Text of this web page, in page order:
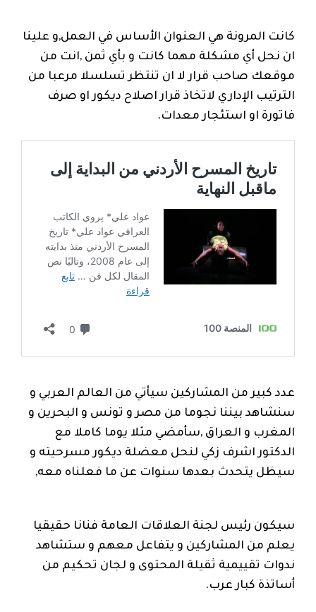
كانت المرونة هي العنوان الأساس في العمل,و علينا
ان نحل أي مشكلة مهما كانت و بأي ثمن ,انت من
موقعك صاحب قرار لا ان تنتظر تسلسلا مرعبا من
الترتيب الإداري لاتخاذ قرار اصلاح ديكور او صرف
فاتورة او استئجار معدات.
عدد كبير من المشاركين سيأتي من العالم العربي و
سنشاهد بيننا نجوما من مصر و تونس و البحرين و
المغرب و العراق ,سأمضي مثلا يوما كاملا مع
الدكتور اشرف زكي لنحل معضلة ديكور مسرحيته و
سيظل يتحدث بعدها سنوات عن ما فعلناه معه,
سيكون رئيس لجنة العلاقات العامة فنانا حقيقيا
يعلم من المشاركين و يتفاعل معهم و ستشاهد
ندوات تقييمية ثقيلة المحتوى و لجان تحكيم من
أساتذة كبار عرب.